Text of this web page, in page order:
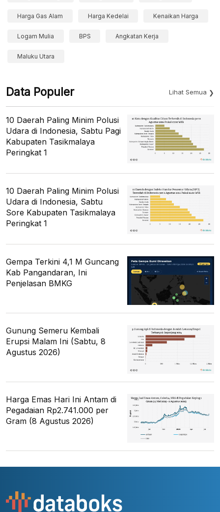
Harga Gas Alam Harga Kedelai Kenaikan Harga
Logam Mulia BPS Angkatan Kerja
Maluku Utara
Data Populer Lihat Semua
10 Daerah Paling Minim Polusi
Udara di Indonesia, Sabtu Pagi
Kabupaten Tasikmalaya
Peringkat 1
10 Daerah Paling Minim Polusi
Udara di Indonesia, Sabtu
Sore Kabupaten Tasikmalaya
Peringkat 1
Gempa Terkini 4,1 M Guncang
Kab Pangandaran, Ini
Penjelasan BMKG
Gunung Semeru Kembali
Erupsi Malam Ini (Sabtu, 8
Agustus 2026)
Harga Emas Hari Ini Antam di
Pegadaian Rp2.741.000 per
Gram (8 Agustus 2026)